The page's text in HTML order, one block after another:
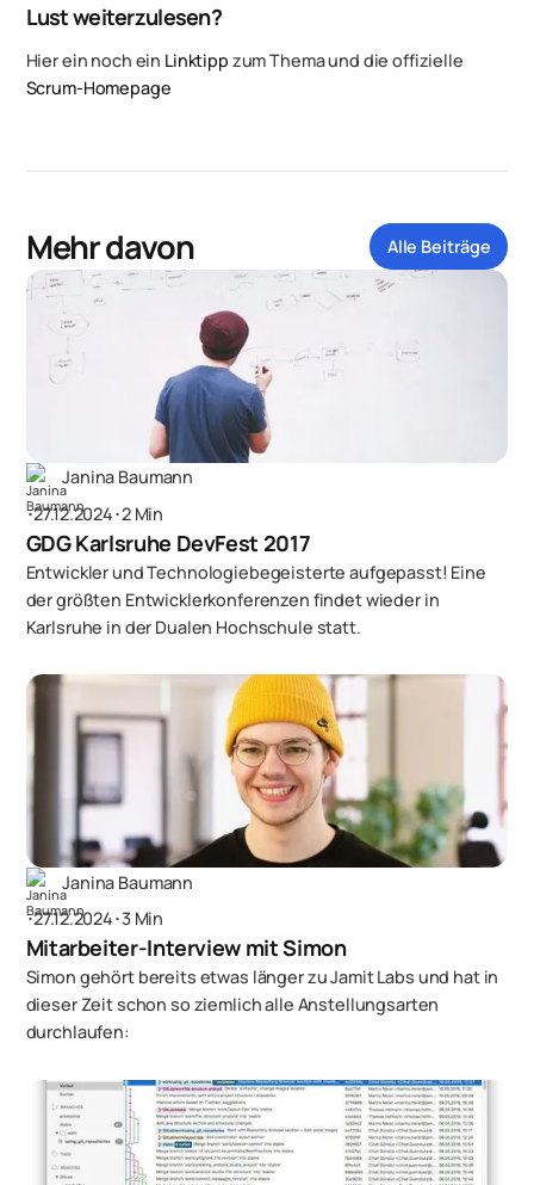
Lust weiterzulesen?
Hier ein noch ein Linktipp zum Thema und die offizielle
Scrum-Homepage
Mehr davon Alle Beiträge
Janina Baumann
･27.12.2024･2 Min
GDG Karlsruhe DevFest 2017
Entwickler und Technologiebegeisterte aufgepasst! Eine
der größten Entwicklerkonferenzen findet wieder in
Karlsruhe in der Dualen Hochschule statt.
Janina Baumann
･27.12.2024･3 Min
Mitarbeiter-Interview mit Simon
Simon gehört bereits etwas länger zu Jamit Labs und hat in
dieser Zeit schon so ziemlich alle Anstellungsarten
durchlaufen: